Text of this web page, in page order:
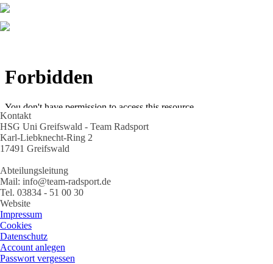
Kontakt
HSG Uni Greifswald - Team Radsport
Karl-Liebknecht-Ring 2
17491 Greifswald
Abteilungsleitung
Mail: info@team-radsport.de
Tel. 03834 - 51 00 30
Website
Impressum
Cookies
Datenschutz
Account anlegen
Passwort vergessen